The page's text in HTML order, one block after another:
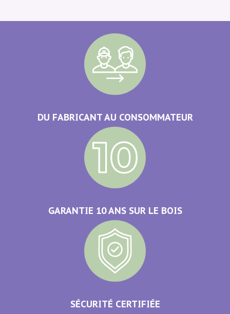
DU FABRICANT AU CONSOMMATEUR
GARANTIE 10 ANS SUR LE BOIS
SÉCURITÉ CERTIFIÉE